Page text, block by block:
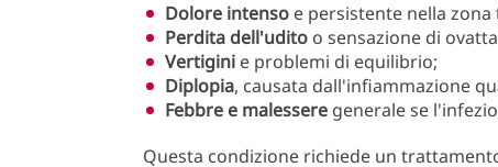
Dolore intenso e persistente nella
Perdita dell'udito o sensazione di
Vertigini e problemi di equilibrio;
Diplopia, causata dall'infiammazione
Febbre e malessere generale se
Questa condizione richiede un